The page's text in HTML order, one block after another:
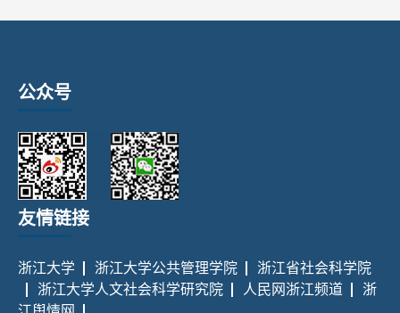
公众号
友情链接
浙江大学 浙江大学公共管理学院
浙江省社会科学院
浙江大学人文社会科学研究院
人民网浙江频道
浙